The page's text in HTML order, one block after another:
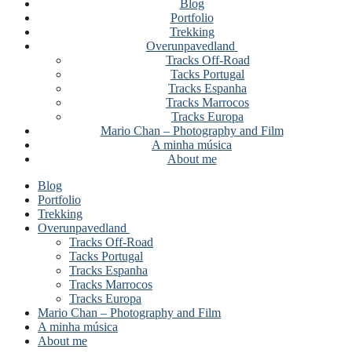
Blog
Portfolio
Trekking
Overunpavedland
Tracks Off-Road
Tacks Portugal
Tracks Espanha
Tracks Marrocos
Tracks Europa
Mario Chan – Photography and Film
A minha música
About me
Blog
Portfolio
Trekking
Overunpavedland
Tracks Off-Road
Tacks Portugal
Tracks Espanha
Tracks Marrocos
Tracks Europa
Mario Chan – Photography and Film
A minha música
About me